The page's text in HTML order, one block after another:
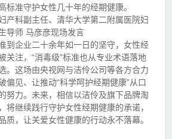
标准守护女性几十年的经期健康。
产科副主任、清华大学第二附属医院妇
导师 马彦彦现场发言
到企业二十余年如一日的坚守，女性经
关注，“消毒级”标准也从专业术语落地
。这场由央视网与洁伶公司等各方合力
偏见、让推动“科学呵护经期健康”从口
努力。未来，相信以洁伶及旗下品牌淘
将继续践行守护女性经期健康的承诺，
质，让关爱女性健康的行动永不落幕。